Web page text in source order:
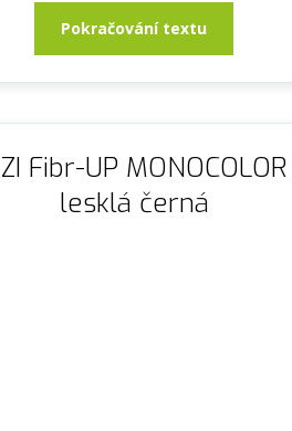
Pokračování textu
Fibr-UP MONOCOLOR
lesklá černá